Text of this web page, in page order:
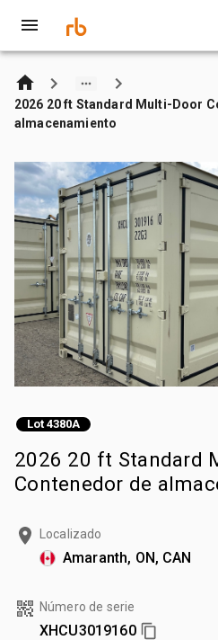
2026 20 ft Standard Multi-Door
almacenamiento
Lot 4380A
2026 20 ft Standard
Contenedor de
Localizado
Amaranth, ON, CAN
Número de serie
XHCU3019160